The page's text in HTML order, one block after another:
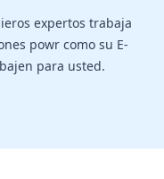
expertos trabaja
powr como su E-
para usted.